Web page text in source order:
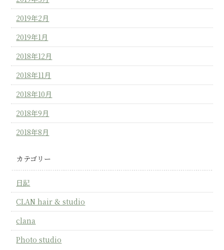
2019年2月
2019年1月
2018年12月
2018年11月
2018年10月
2018年9月
2018年8月
カテゴリー
日記
CLAN hair & studio
clana
Photo studio